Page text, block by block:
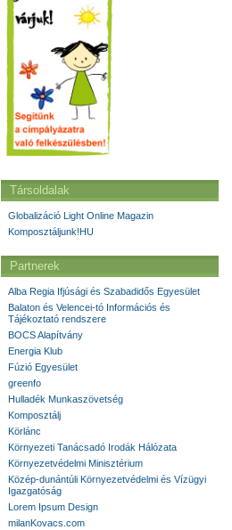
Társoldalak
Globalizáció Light Online Magazin
Komposztáljunk!HU
Partnerek
Alba Regia Ifjúsági és Szabadidős Egyesület
Balaton és Velencei-tó Információs és
Tájékoztató rendszere
BOCS Alapítvány
Energia Klub
Fúzió Egyesület
greenfo
Hulladék Munkaszövetség
Komposztálj
Körlánc
Környezeti Tanácsadó Irodák Hálózata
Környezetvédelmi Minisztérium
Közép-dunántúli Környezetvédelmi és Vízügyi
Igazgatóság
Lorem Ipsum Design
milanKovacs.com